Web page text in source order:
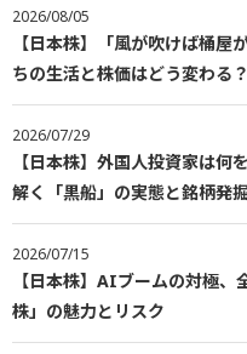
2026/08/05
【日本株】「風が吹けば桶屋
ちの生活と株価はどう変わる？
2026/07/29
【日本株】外国人投資家は何
解く「黒船」の実態と銘柄発
2026/07/15
【日本株】AIブームの対極
株」の魅力とリスク